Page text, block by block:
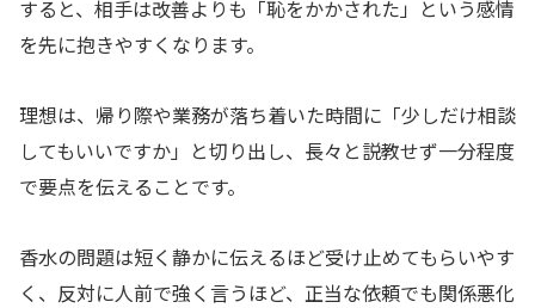
すると、相手は改善よりも「恥をかかされた」という感情
を先に抱きやすくなります。
理想は、帰り際や業務が落ち着いた時間に「少しだけ相談
してもいいですか」と切り出し、長々と説教せず一分程度
で要点を伝えることです。
香水の問題は短く静かに伝えるほど受け止めてもらいやす
く、反対に人前で強く言うほど、正当な依頼でも関係悪化